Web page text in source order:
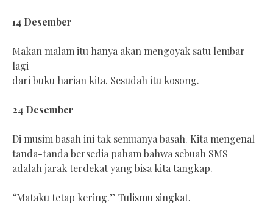
14 Desember
Makan malam itu hanya akan mengoyak satu lembar
lagi
dari buku harian kita. Sesudah itu kosong.
24 Desember
Di musim basah ini tak semuanya basah. Kita mengenal
tanda-tanda bersedia paham bahwa sebuah SMS
adalah jarak terdekat yang bisa kita tangkap.
“Mataku tetap kering.” Tulismu singkat.